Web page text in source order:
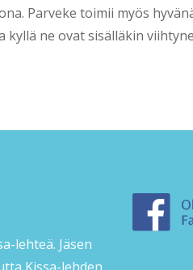
Parveke toimii myös
ne ovat sisälläkin
lehteä. Jäsen